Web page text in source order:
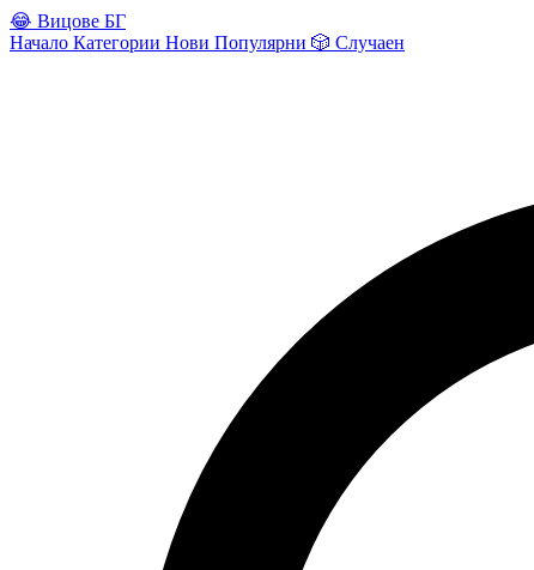
😂 Вицове БГ
Начало Категории Нови Популярни 🎲 Случаен